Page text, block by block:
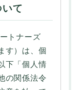
て
トナーズ
す）は、個
下「個人情
の関係法令